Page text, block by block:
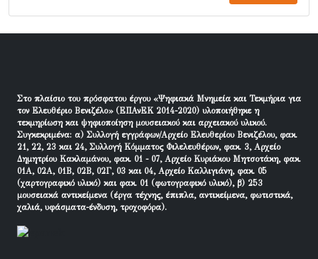
Στο πλαίσιο του πρόσφατου έργου «Ψηφιακά Μνημεία και Τεκμήρια για
τον Ελευθέριο Βενιζέλο» (ΕΠΑνΕΚ 2014-2020) υλοποιήθηκε η
τεκμηρίωση και ψηφιοποίηση μουσειακού και αρχειακού υλικού.
Συγκεκριμένα: α) Συλλογή εγγράφων/Αρχείο Ελευθερίου Βενιζέλου, φακ.
21, 22, 23 και 24, Συλλογή Κόμματος Φιλελευθέρων, φακ. 3, Αρχείο
Δημητρίου Κακλαμάνου, φακ. 01 - 07, Αρχείο Κυριάκου Μητσοτάκη, φακ.
01Α, 02Α, 01Β, 02Β, 02Γ, 03 και 04, Αρχείο Καλλιγιάνη, φακ. 05
(χαρτογραφικό υλικό) και φακ. 01 (φωτογραφικό υλικό), β) 253
μουσειακά αντικείμενα (έργα τέχνης, έπιπλα, αντικείμενα, φωτιστικά,
χαλιά, υφάσματα-ένδυση, τροχοφόρα).